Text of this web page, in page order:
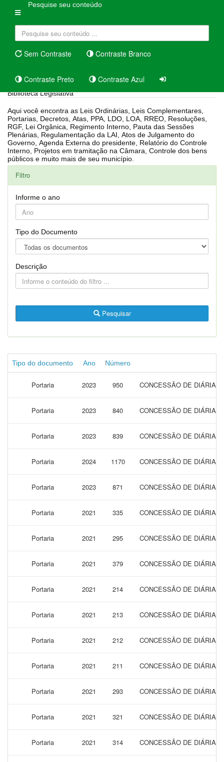
Pesquise seu conteúdo
Sem Contraste Contraste Branco
Contraste Preto Contraste Azul
Biblioteca Legislativa
Aqui você encontra as Leis Ordinárias, Leis Complementares,
Portarias, Decretos, Atas, PPA, LDO, LOA, RREO, Resoluções,
RGF, Lei Orgânica, Regimento Interno, Pauta das Sessões
Plenárias, Regulamentação da LAI, Atos de Julgamento do
Governo, Agenda Externa do presidente, Relatório do Controle
Interno, Projetos em tramitação na Câmara, Controle dos bens
públicos e muito mais de seu município.
Filtro
Informe o ano
Tipo do Documento
Descrição
Pesquisar
Tipo do documento Ano Número
Portaria 2023 950 CONCESSÃO DE DIÁRIAS
Portaria 2023 840 CONCESSÃO DE DIÁRIAS
Portaria 2023 839 CONCESSÃO DE DIÁRIAS
Portaria 2024 1170 CONCESSÃO DE DIÁRIAS
Portaria 2023 871 CONCESSÃO DE DIÁRIAS
Portaria 2021 335 CONCESSÃO DE DIÁRIAS
Portaria 2021 295 CONCESSÃO DE DIÁRIAS
Portaria 2021 379 CONCESSÃO DE DIÁRIAS
Portaria 2021 214 CONCESSÃO DE DIÁRIAS
Portaria 2021 213 CONCESSÃO DE DIÁRIAS
Portaria 2021 212 CONCESSÃO DE DIÁRIAS
Portaria 2021 211 CONCESSÃO DE DIÁRIAS
Portaria 2021 293 CONCESSÃO DE DIÁRIAS
Portaria 2021 321 CONCESSÃO DE DIÁRIAS
Portaria 2021 314 CONCESSÃO DE DIÁRIAS